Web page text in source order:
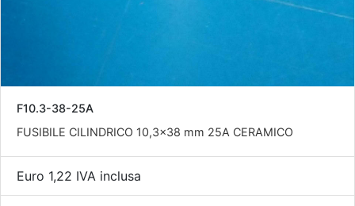
F10.3-38-25A
FUSIBILE CILINDRICO 10,3x38 mm 25A CERAMICO
Euro 1,22 IVA inclusa